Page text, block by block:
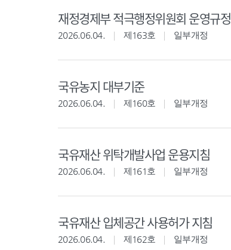
재정경제부 적극행정위원회 운영규정
2026.06.04. 제163호 일부개정
국유농지 대부기준
2026.06.04. 제160호 일부개정
국유재산 위탁개발사업 운용지침
2026.06.04. 제161호 일부개정
국유재산 입체공간 사용허가 지침
2026.06.04. 제162호 일부개정